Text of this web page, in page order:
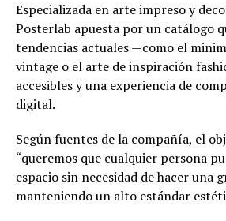
Especializada en arte impreso y
Posterlab apuesta por un catálogo
tendencias actuales —como el
vintage o el arte de inspiración
accesibles y una experiencia de
digital.
Según fuentes de la compañía, el
“queremos que cualquier persona
espacio sin necesidad de hacer una
manteniendo un alto estándar